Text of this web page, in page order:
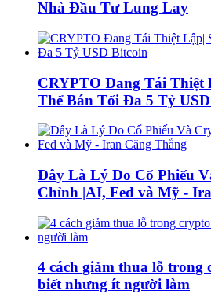
Nhà Đầu Tư Lung Lay
CRYPTO Đang Tái Thiệt
Thể Bán Tối Đa 5 Tỷ
Đây Là Lý Do Cổ Phiếu
Chỉnh |AI, Fed và Mỹ -
4 cách giảm thua lỗ trong
biết nhưng ít người làm